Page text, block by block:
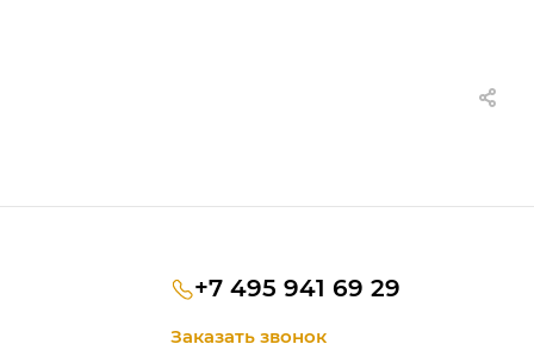
+7 495 941 69 29
Заказать звонок